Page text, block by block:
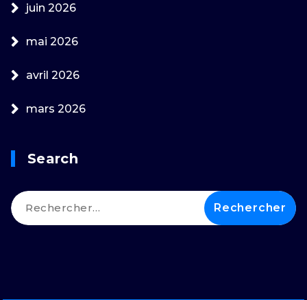
juin 2026
mai 2026
avril 2026
mars 2026
Search
Rechercher :